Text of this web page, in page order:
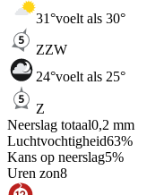
31°voelt als 30°
ZZW
24°voelt als 25°
Z
Neerslag totaal0,2 mm
Luchtvochtigheid63%
Kans op neerslag5%
Uren zon8